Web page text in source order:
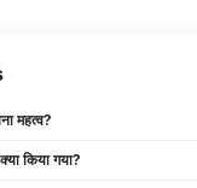
महत्व?
किया गया?